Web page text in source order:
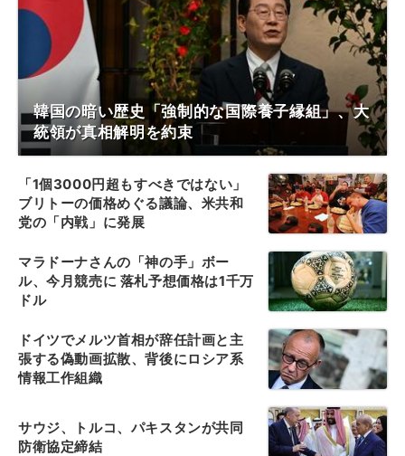
韓国の暗い歴史「強制的な国際養子縁組」、大
統領が真相解明を約束
「1個3000円超もすべきではない」
ブリトーの価格めぐる議論、米共和
党の「内戦」に発展
マラドーナさんの「神の手」ボー
ル、今月競売に 落札予想価格は1千万
ドル
ドイツでメルツ首相が辞任計画と主
張する偽動画拡散、背後にロシア系
情報工作組織
サウジ、トルコ、パキスタンが共同
防衛協定締結